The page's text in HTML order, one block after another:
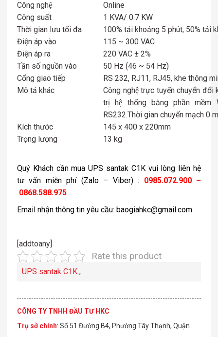
Công nghệ
Online
Công suất
1 KVA/ 0.7 KW
Thời gian lưu tối đa
100% tải khoảng 5 phút; 50% tải
Điện áp vào
115 ~ 300 VAC
Điện áp ra
220 VAC ± 2%
Tần số nguồn vào
50 Hz (46 ~ 54 Hz)
Cổng giao tiếp
RS 232, RJ11, RJ45, khe thông
Mô tả khác
Công nghệ trực tuyến chuyển
trị hệ thống bằng phần mềm
RS232.Thời gian chuyển mạch 0
Kích thước
145 x 400 x 220mm
Trọng lượng
13 kg
Quý Khách cần mua UPS santak C1K vui lòng liên hệ
tư vấn miễn phí (Zalo – Viber) : 0985.072.900 –
0868.588.975
Email nhận thông tin yêu cầu: baogiahkc@gmail.com
[addtoany]
Rate this product
UPS santak C1K ,
CÔNG TY TNHH ĐẦU TƯ HKC
Trụ sở chính: Số 51 Đường B4, Phường Tây Thạnh, Quận